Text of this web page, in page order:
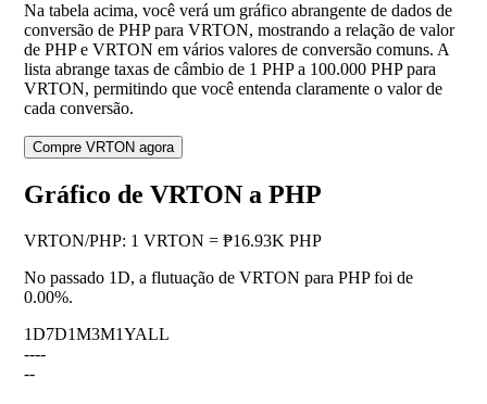
Na tabela acima, você verá um gráfico abrangente de dados de
conversão de PHP para VRTON, mostrando a relação de valor
de PHP e VRTON em vários valores de conversão comuns. A
lista abrange taxas de câmbio de 1 PHP a 100.000 PHP para
VRTON, permitindo que você entenda claramente o valor de
cada conversão.
Compre VRTON agora
Gráfico de VRTON a PHP
VRTON/PHP: 1 VRTON = ₱16.93K PHP
No passado 1D, a flutuação de VRTON para PHP foi de
0.00%.
1D7D1M3M1YALL
----
--